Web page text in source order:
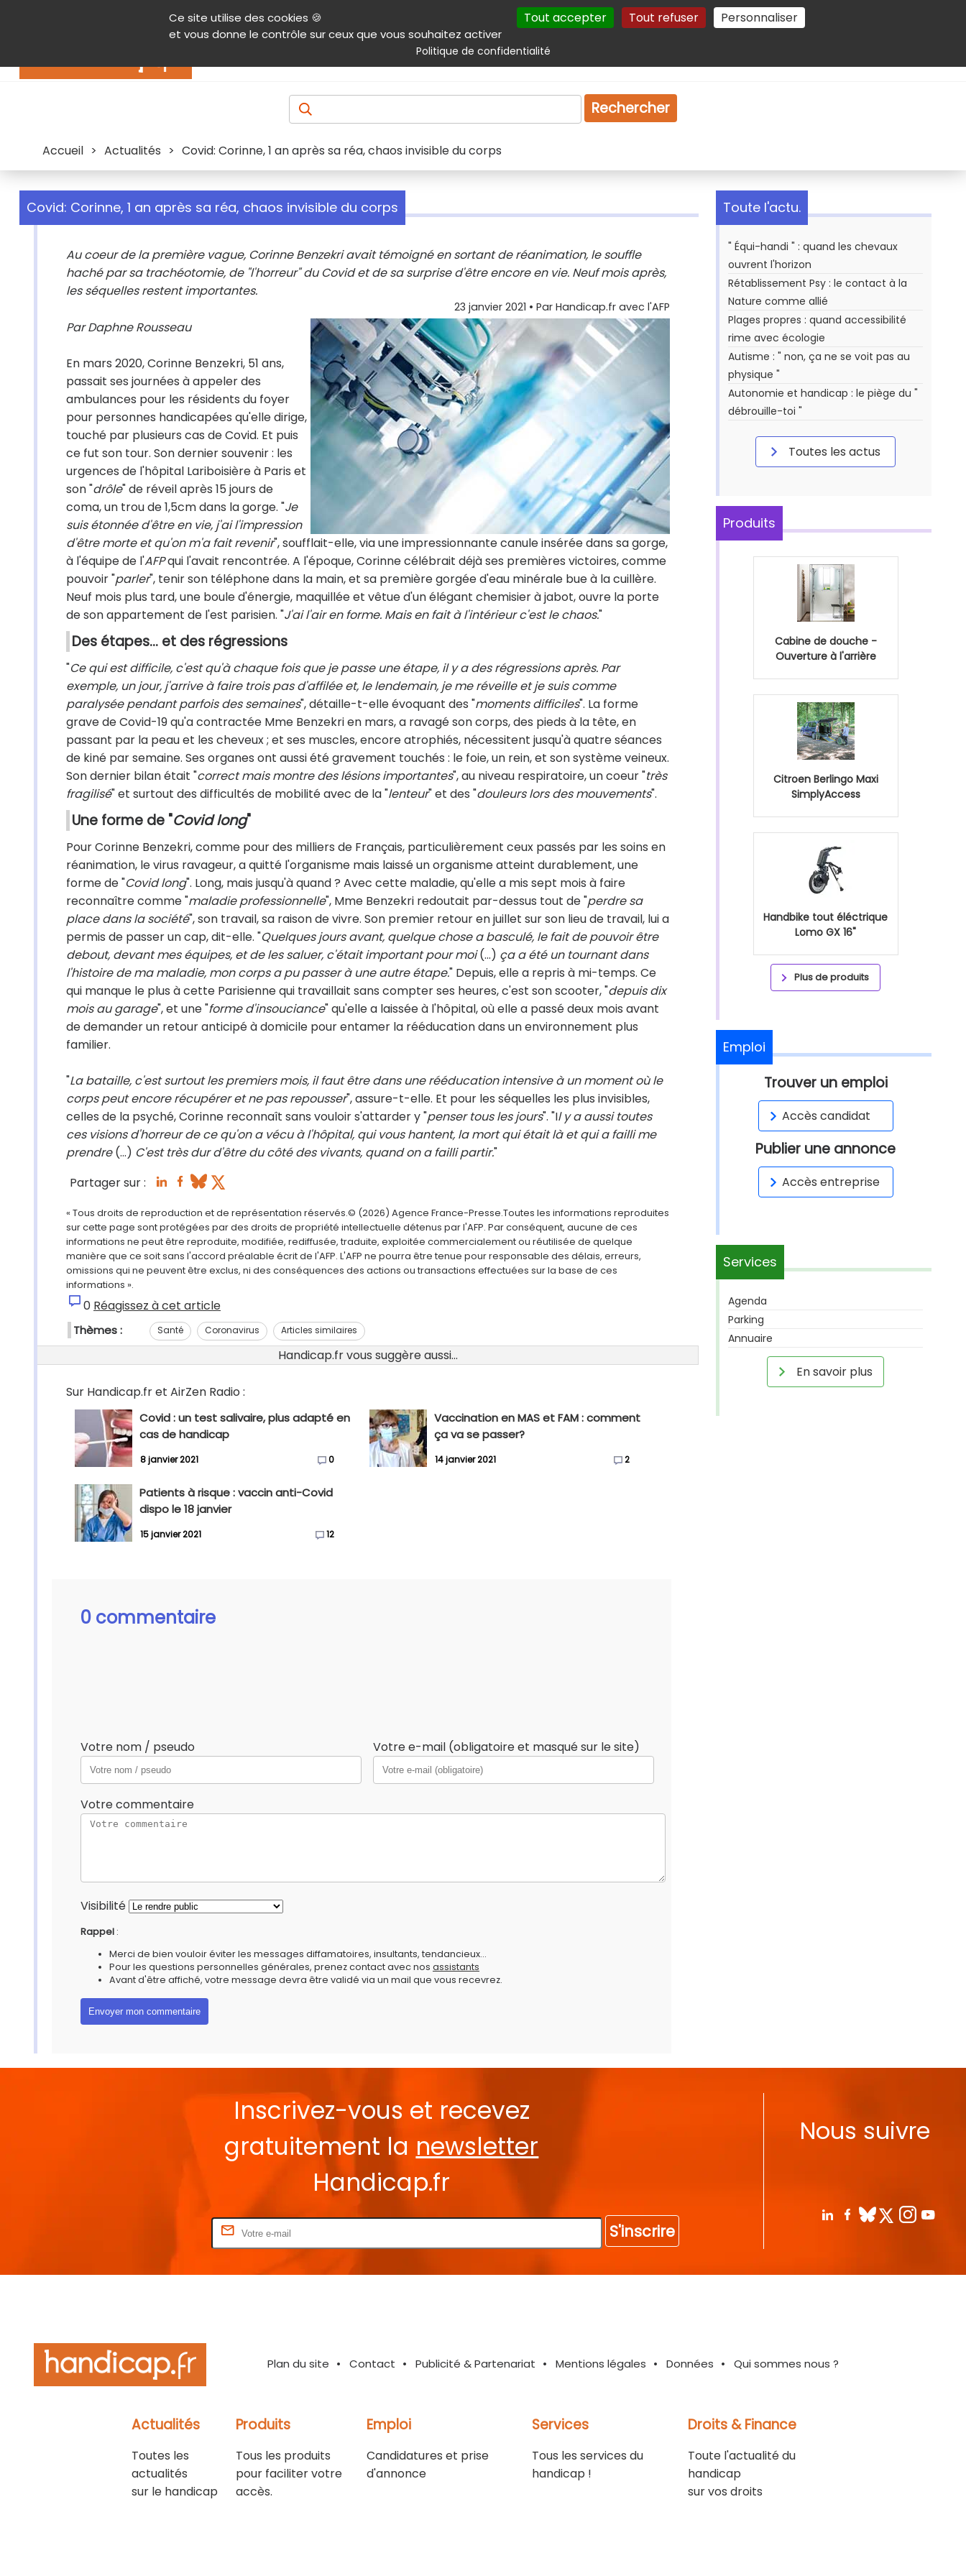
Ce site utilise des cookies 🍪
et vous donne le contrôle sur ceux que vous souhaitez activer
Tout accepter Tout refuser Personnaliser
Politique de confidentialité
Contenu Aide et accessibilité Menu principal Autres services Plan du site Gestion des cookies
Produits & services Emploi Droit
Rechercher
Accueil > Actualités > Covid: Corinne, 1 an après sa réa, chaos invisible du corps
Covid: Corinne, 1 an après sa réa, chaos invisible du corps
Au coeur de la première vague, Corinne Benzekri avait témoigné en sortant de réanimation, le souffle
haché par sa trachéotomie, de "l'horreur" du Covid et de sa surprise d'être encore en vie. Neuf mois après,
les séquelles restent importantes.
23 janvier 2021 • Par Handicap.fr avec l'AFP
Par Daphne Rousseau
En mars 2020, Corinne Benzekri, 51 ans,
passait ses journées à appeler des
ambulances pour les résidents du foyer
pour personnes handicapées qu'elle dirige,
touché par plusieurs cas de Covid. Et puis
ce fut son tour. Son dernier souvenir : les
urgences de l'hôpital Lariboisière à Paris et
son "drôle" de réveil après 15 jours de
coma, un trou de 1,5cm dans la gorge. "Je
suis étonnée d'être en vie, j'ai l'impression
d'être morte et qu'on m'a fait revenir", soufflait-elle, via une impressionnante canule insérée dans sa gorge,
à l'équipe de l'AFPqui l'avait rencontrée. A l'époque, Corinne célébrait déjà ses premières victoires, comme
pouvoir "parler", tenir son téléphone dans la main, et sa première gorgée d'eau minérale bue à la cuillère.
Neuf mois plus tard, une boule d'énergie, maquillée et vêtue d'un élégant chemisier à jabot, ouvre la porte
de son appartement de l'est parisien. "J'ai l'air en forme. Mais en fait à l'intérieur c'est le chaos."
Des étapes… et des régressions
"Ce qui est difficile, c'est qu'à chaque fois que je passe une étape, il y a des régressions après. Par
exemple, un jour, j'arrive à faire trois pas d'affilée et, le lendemain, je me réveille et je suis comme
paralysée pendant parfois des semaines", détaille-t-elle évoquant des "moments difficiles". La forme
grave de Covid-19 qu'a contractée Mme Benzekri en mars, a ravagé son corps, des pieds à la tête, en
passant par la peau et les cheveux ; et ses muscles, encore atrophiés, nécessitent jusqu'à quatre séances
de kiné par semaine. Ses organes ont aussi été gravement touchés : le foie, un rein, et son système veineux.
Son dernier bilan était "correct mais montre des lésions importantes", au niveau respiratoire, un coeur "très
fragilisé" et surtout des difficultés de mobilité avec de la "lenteur" et des "douleurs lors des mouvements".
Une forme de "Covid long"
Pour Corinne Benzekri, comme pour des milliers de Français, particulièrement ceux passés par les soins en
réanimation, le virus ravageur, a quitté l'organisme mais laissé un organisme atteint durablement, une
forme de "Covid long". Long, mais jusqu'à quand ? Avec cette maladie, qu'elle a mis sept mois à faire
reconnaître comme "maladie professionnelle", Mme Benzekri redoutait par-dessus tout de "perdre sa
place dans la société", son travail, sa raison de vivre. Son premier retour en juillet sur son lieu de travail, lui a
permis de passer un cap, dit-elle. "Quelques jours avant, quelque chose a basculé, le fait de pouvoir être
debout, devant mes équipes, et de les saluer, c'était important pour moi(...) ça a été un tournant dans
l'histoire de ma maladie, mon corps a pu passer à une autre étape." Depuis, elle a repris à mi-temps. Ce
qui manque le plus à cette Parisienne qui travaillait sans compter ses heures, c'est son scooter, "depuis dix
mois au garage", et une "forme d'insouciance" qu'elle a laissée à l'hôpital, où elle a passé deux mois avant
de demander un retour anticipé à domicile pour entamer la rééducation dans un environnement plus
familier.
"La bataille, c'est surtout les premiers mois, il faut être dans une rééducation intensive à un moment où le
corps peut encore récupérer et ne pas repousser", assure-t-elle. Et pour les séquelles les plus invisibles,
celles de la psyché, Corinne reconnaît sans vouloir s'attarder y "penser tous les jours". "Il y a aussi toutes
ces visions d'horreur de ce qu'on a vécu à l'hôpital, qui vous hantent, la mort qui était là et qui a failli me
prendre(...) C'est très dur d'être du côté des vivants, quand on a failli partir."
Partager sur :
« Tous droits de reproduction et de représentation réservés.© (2026) Agence France-Presse.Toutes les informations reproduites
sur cette page sont protégées par des droits de propriété intellectuelle détenus par l'AFP. Par conséquent, aucune de ces
informations ne peut être reproduite, modifiée, rediffusée, traduite, exploitée commercialement ou réutilisée de quelque
manière que ce soit sans l'accord préalable écrit de l'AFP. L'AFP ne pourra être tenue pour responsable des délais, erreurs,
omissions qui ne peuvent être exclus, ni des conséquences des actions ou transactions effectuées sur la base de ces
informations ».
0 Réagissez à cet article
Thèmes : Santé Coronavirus Articles similaires
Handicap.fr vous suggère aussi...
Sur Handicap.fr et AirZen Radio :
Covid : un test salivaire, plus adapté en
cas de handicap
8 janvier 2021 0
Vaccination en MAS et FAM : comment
ça va se passer?
14 janvier 2021 2
Patients à risque : vaccin anti-Covid
dispo le 18 janvier
15 janvier 2021 12
0 commentaire
Votre nom / pseudo Votre e-mail (obligatoire et masqué sur le site)
Votre commentaire
Visibilité
Rappel :
Merci de bien vouloir éviter les messages diffamatoires, insultants, tendancieux...
Pour les questions personnelles générales, prenez contact avec nos assistants
Avant d'être affiché, votre message devra être validé via un mail que vous recevrez.
Toute l'actu.
" Équi-handi " : quand les chevaux
ouvrent l'horizon
Rétablissement Psy : le contact à la
Nature comme allié
Plages propres : quand accessibilité
rime avec écologie
Autisme : " non, ça ne se voit pas au
physique "
Autonomie et handicap : le piège du "
débrouille-toi "
Toutes les actus
Produits
Cabine de douche -
Ouverture à l'arrière
Citroen Berlingo Maxi
SimplyAccess
Handbike tout éléctrique
Lomo GX 16"
Plus de produits
Emploi
Trouver un emploi
Accès candidat
Publier une annonce
Accès entreprise
Services
Agenda
Parking
Annuaire
En savoir plus
Inscrivez-vous et recevez
gratuitement la newsletter
Handicap.fr
S'inscrire
Nous suivre
Plan du site Contact Publicité & Partenariat Mentions légales Données Qui sommes nous ?
Actualités
Toutes les
actualités
sur le handicap
Produits
Tous les produits
pour faciliter votre
accès.
Emploi
Candidatures et prise
d'annonce
Services
Tous les services du
handicap !
Droits & Finance
Toute l'actualité du
handicap
sur vos droits